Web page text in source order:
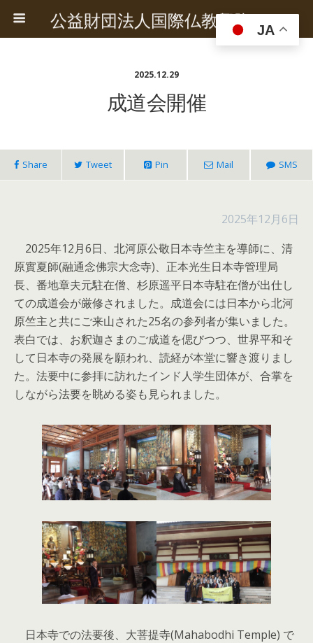
公益財団法人国際仏教興隆協会
2025.12.29
成道会開催
Share Tweet Pin Mail SMS
2025年12月6日
2025年12月6日、北河原公敬日本寺竺主を導師に、清
原實夏師(融通念佛宗大念寺)、正本光生日本寺管理局
長、番地章夫元駐在僧、杉原遥平日本寺駐在僧が出仕し
ての成道会が厳修されました。成道会には日本から北河
原竺主と共にご来山された25名の参列者が集いました。
表白では、お釈迦さまのご成道を偲びつつ、世界平和そ
して日本寺の発展を願われ、読経が本堂に響き渡りまし
た。法要中に参拝に訪れたインド人学生団体が、合掌を
しながら法要を眺める姿も見られました。
日本寺での法要後、大菩提寺(Mahabodhi Temple) で
JA